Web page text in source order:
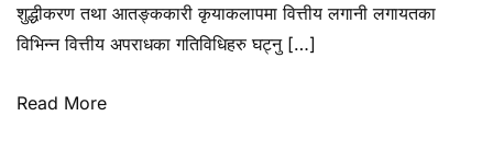
निवारणमा
जोखिम
शुद्धीकरण तथा आतङ्ककारी कृयाकलापमा वित्तीय लगानी लगायतका
विभिन्न वित्तीय अपराधका गतिविधिहरु घट्नु […]
Read More